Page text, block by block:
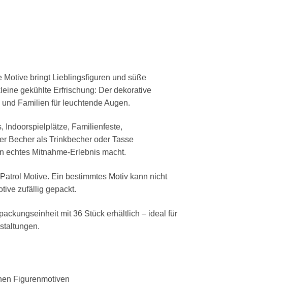
bringt Lieblingsfiguren und süße
gekühlte Erfrischung: Der dekorative
Familien für leuchtende Augen.
Indoorspielplätze, Familienfeste,
Becher als Trinkbecher oder Tasse
echtes Mitnahme-Erlebnis macht.
Motive. Ein bestimmtes Motiv kann nicht
zufällig gepackt.
mit 36 Stück erhältlich – ideal für
Figurenmotiven